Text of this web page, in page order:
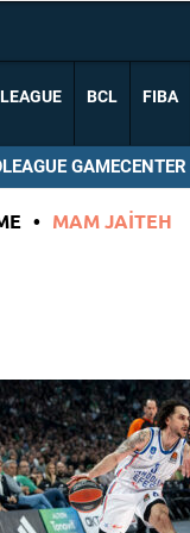
BCL FIBA
GAMECENTER
• MAM JAITEH